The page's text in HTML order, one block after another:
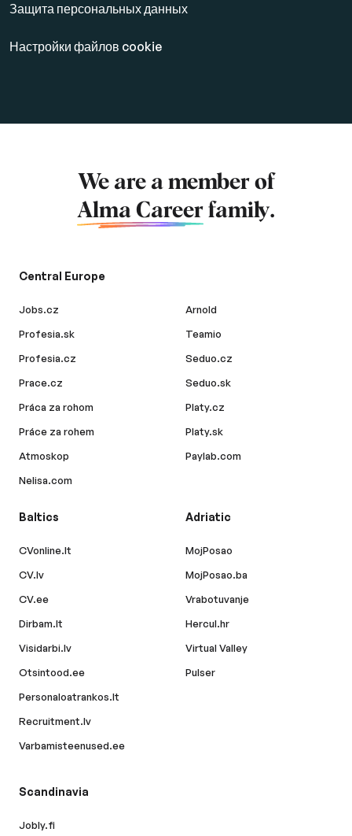
Защита персональных данных
Настройки файлов cookie
We are a member of
Alma Career family.
Central Europe
Jobs.cz
Profesia.sk
Profesia.cz
Prace.cz
Práca za rohom
Práce za rohem
Atmoskop
Nelisa.com
Arnold
Teamio
Seduo.cz
Seduo.sk
Platy.cz
Platy.sk
Paylab.com
Baltics
CVonline.lt
CV.lv
CV.ee
Dirbam.lt
Visidarbi.lv
Otsintood.ee
Personaloatrankos.lt
Recruitment.lv
Varbamisteenused.ee
Adriatic
MojPosao
MojPosao.ba
Vrabotuvanje
Hercul.hr
Virtual Valley
Pulser
Scandinavia
Jobly.fi